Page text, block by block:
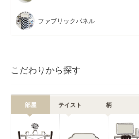
ファブリックパネル
こだわりから探す
部屋 テイスト 柄